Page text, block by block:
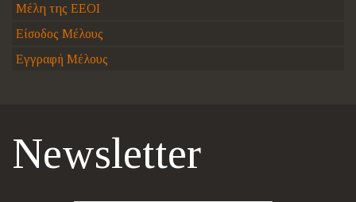
Μέλη της ΕΕΟΙ
Είσοδος Μέλους
Εγγραφή Μέλους
Newsletter